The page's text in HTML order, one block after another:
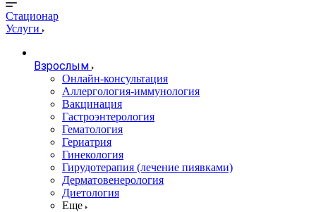
Стационар
Услуги
Взрослым
Онлайн-консультация
Аллергология-иммунология
Вакцинация
Гастроэнтерология
Гематология
Гериатрия
Гинекология
Гирудотерапия (лечение пиявками)
Дерматовенерология
Диетология
Еще